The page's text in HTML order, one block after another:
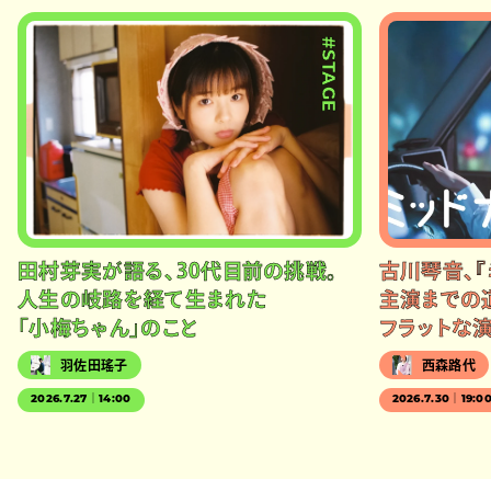
#STAGE
田村芽実が語る、30代目前の挑戦。
人生の岐路を経て生まれた
「小梅ちゃん」のこと
羽佐田瑤子
2026.7.27｜14:00
古川琴音、
主演までの
フラットな
西森路代
2026.7.30｜